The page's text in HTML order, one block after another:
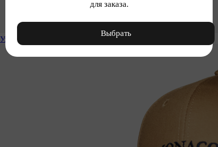
Уход
для заказа.
Выбрать